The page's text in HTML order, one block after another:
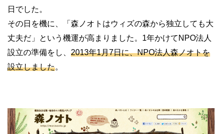
日でした。
その日を機に、「森ノオトはウィズの森から独立しても大
丈夫だ」という機運が高まりました。 1年かけて NPO法人
設立の準備をし、 2013年1月7日に、NPO法人森ノオトを
設立しました。